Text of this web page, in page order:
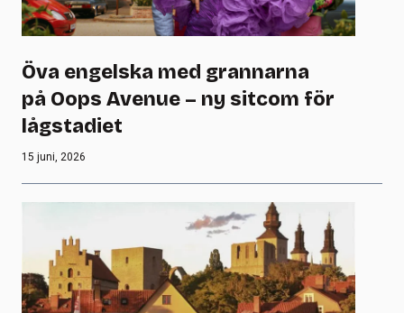
Öva engelska med grannarna
på Oops Avenue – ny sitcom för
lågstadiet
15 juni, 2026